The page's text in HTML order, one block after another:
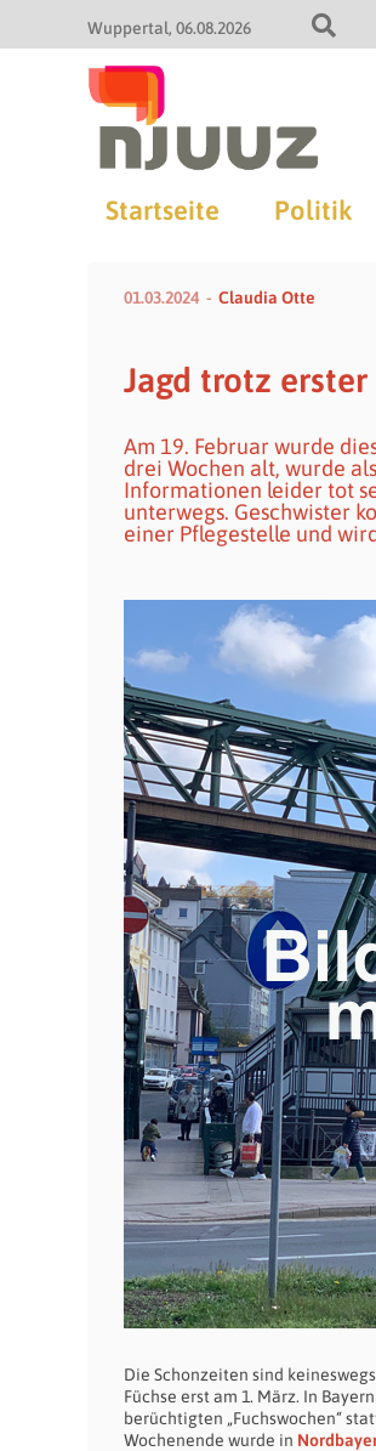
Wuppertal 06.08.2026
Startseite Politik
01.03.2024 Claudia Otte
Jagd trotz
Am 19. Februar wurde
drei Wochen alt, wurde
Informationen leider tot
unterwegs. Geschwister
einer Pflegestelle und
Die Schonzeiten sind
Füchse erst am 1. März. In
berüchtigten „Fuchswochen“
Wochenende wurde in